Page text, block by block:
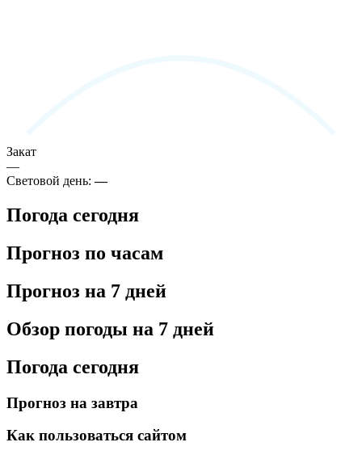
Закат
—
Световой день:—
Погода сегодня
Прогноз по часам
Прогноз на 7 дней
Обзор погоды на 7 дней
Погода сегодня
Прогноз на завтра
Как пользоваться сайтом